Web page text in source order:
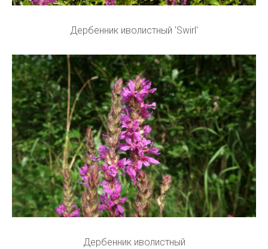
Дербенник иволистный 'Swirl'
Дербенник иволистный